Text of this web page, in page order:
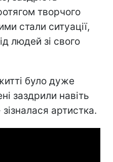
творчого
стали ситуації,
людей зі свого
було дуже
заздрили навіть
артистка.